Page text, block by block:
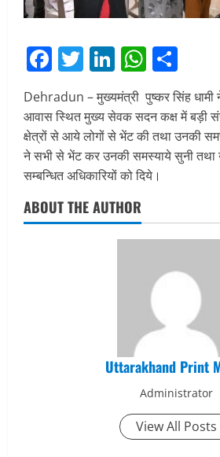
Facebook
Twitter
LinkedIn
Dehradun – मुख्यमंत्री पुष्कर सिंह धामी
आवास स्थित मुख्य सेवक सदन कक्ष में बड़ी
क्षेत्रों से आये लोगों से भेंट की तथा उनकी
ने सभी से भेंट कर उनकी समस्याये सुनी तथा
सम्बन्धित अधिकारियों को दिये।
ABOUT THE AUTHOR
Uttarakhand Print
Administrator
View All Posts